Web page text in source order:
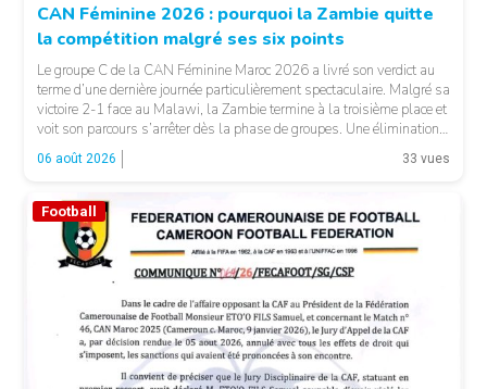
CAN Féminine 2026 : pourquoi la Zambie quitte
la compétition malgré ses six points
Le groupe C de la CAN Féminine Maroc 2026 a livré son verdict au
terme d’une dernière journée particulièrement spectaculaire. Malgré sa
victoire 2-1 face au Malawi, la Zambie termine à la troisième place et
voit son parcours s’arrêter dès la phase de groupes. Une élimination
qui peut surprendre au regard du classement général : […]
06 août 2026 33 vues
Football